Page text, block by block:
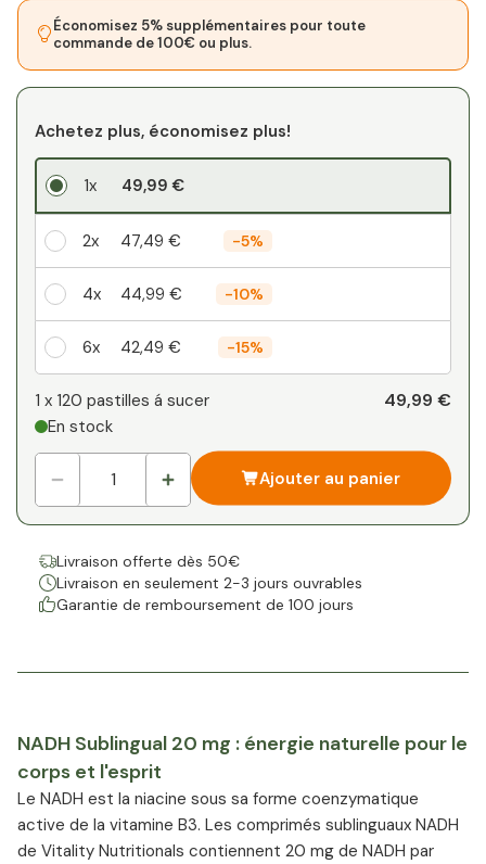
Économisez 5% supplémentaires pour toute
commande de 100€ ou plus.
Achetez plus, économisez plus!
1x 49,99 €
2x 47,49 € -5%
4x 44,99 € -10%
6x 42,49 € -15%
Votre remise personnelle
1x
1 x 120 pastilles á sucer
En stock
49,99 €
Ajouter au panier
Livraison offerte dès 50€
Livraison en seulement 2-3 jours ouvrables
Garantie de remboursement de 100 jours
NADH Sublingual 20 mg : énergie naturelle pour le
corps et l'esprit
Le NADH est la niacine sous sa forme coenzymatique
active de la vitamine B3. Les comprimés sublinguaux NADH
de Vitality Nutritionals contiennent 20 mg de NADH par